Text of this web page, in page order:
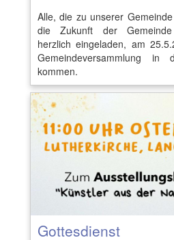
Alle, die zu unserer
die Zukunft der
herzlich eingeladen, am
Gemeindeversammlung in
kommen.